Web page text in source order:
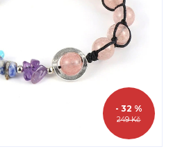
249 Kč
- 32 %